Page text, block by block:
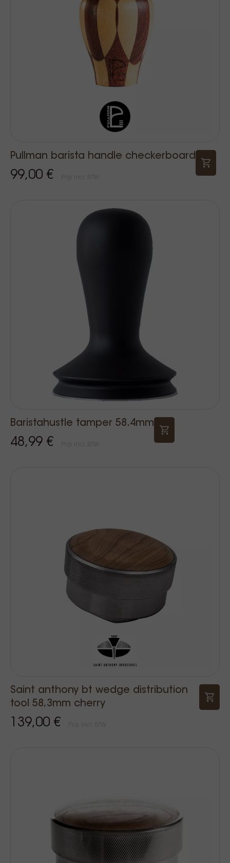
Pullman barista handle checkerboard
99,00 €
Baristahustle tamper 58.4mm
48,99 €
Saint anthony bt wedge distribution
tool 58,3mm cherry
139,00 €